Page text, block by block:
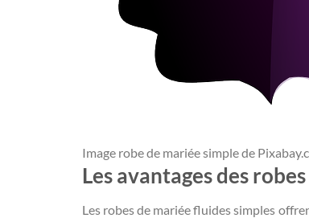
Image robe de mariée simple de
Les avantages des
Les robes de mariée fluides simples